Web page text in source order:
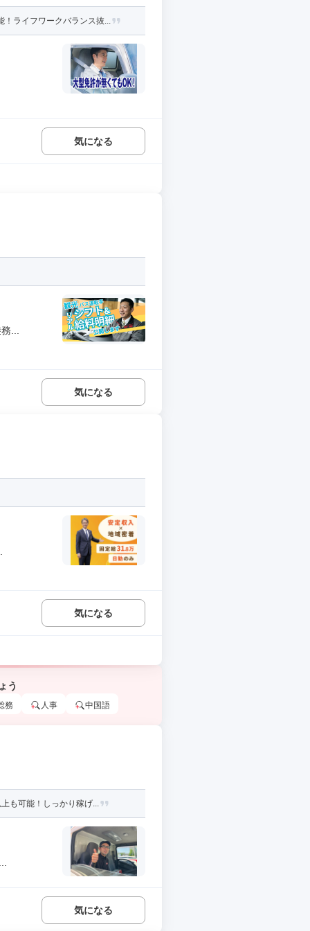
！ライフワークバランス抜...
気になる
...
気になる
気になる
う
務 人事 中国語
も可能！しっかり稼げ...
気になる